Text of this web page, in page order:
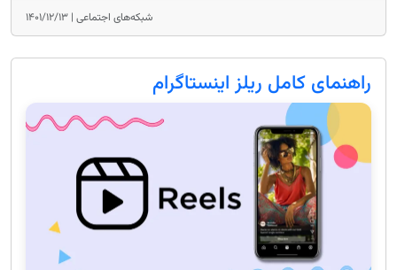
شبکه‌های اجتماعی | ۱۴۰۱/۱۲/۱۳
راهنمای کامل ریلز اینستاگرام